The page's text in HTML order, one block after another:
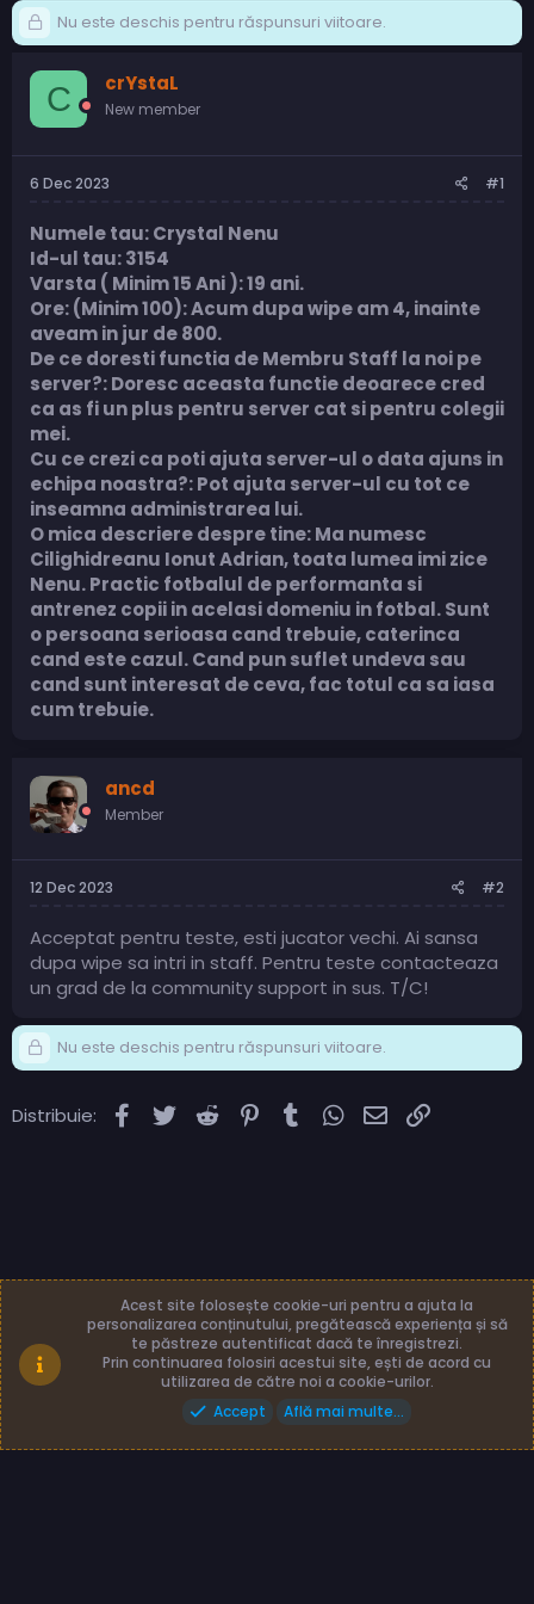
Nu este deschis pentru răspunsuri viitoare.
C crYstaL
New member
6 Dec 2023 #1
Numele tau: Crystal Nenu
Id-ul tau: 3154
Varsta ( Minim 15 Ani ): 19 ani.
Ore: (Minim 100): Acum dupa wipe am 4, inainte
aveam in jur de 800.
De ce doresti functia de Membru Staff la noi pe
server?: Doresc aceasta functie deoarece cred
ca as fi un plus pentru server cat si pentru colegii
mei.
Cu ce crezi ca poti ajuta server-ul o data ajuns in
echipa noastra?: Pot ajuta server-ul cu tot ce
inseamna administrarea lui.
O mica descriere despre tine: Ma numesc
Cilighidreanu Ionut Adrian, toata lumea imi zice
Nenu. Practic fotbalul de performanta si
antrenez copii in acelasi domeniu in fotbal. Sunt
o persoana serioasa cand trebuie, caterinca
cand este cazul. Cand pun suflet undeva sau
cand sunt interesat de ceva, fac totul ca sa iasa
cum trebuie.
ancd
Member
12 Dec 2023 #2
Acceptat pentru teste, esti jucator vechi. Ai sansa
dupa wipe sa intri in staff. Pentru teste contacteaza
un grad de la community support in sus. T/C!
Nu este deschis pentru răspunsuri viitoare.
Distribuie: Facebook
TwitterReddit PinterestTumblrWhatsApp
Email
Română (RO)
Termeni și reguli
Politică de confidențialitate
Ajutor Acasă
Made with
Acest site folosește cookie-uri pentru a ajuta la
personalizarea conținutului, pregătească experiența și să
te păstreze autentificat dacă te înregistrezi.
Prin continuarea folosiri acestui site, ești de acord cu
utilizarea de către noi a cookie-urilor.
Accept
Află mai multe...